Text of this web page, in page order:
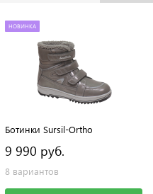
НОВИНКА
Ботинки Sursil-Ortho
9 990 руб.
8 вариантов